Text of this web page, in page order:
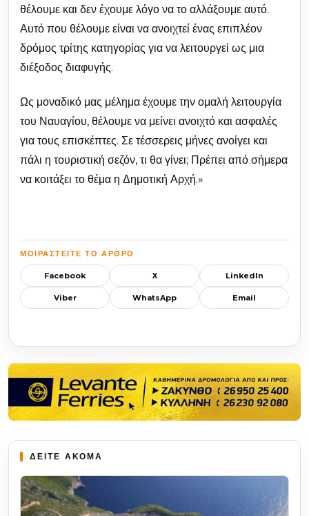
θέλουμε και δεν έχουμε λόγο να το αλλάξουμε αυτό.
Αυτό που θέλουμε είναι να ανοιχτεί ένας επιπλέον
δρόμος τρίτης κατηγορίας για να λειτουργεί ως μια
διέξοδος διαφυγής.
Ως μοναδικό μας μέλημα έχουμε την ομαλή λειτουργία
του Ναυαγίου, θέλουμε να μείνει ανοιχτό και ασφαλές
για τους επισκέπτες. Σε τέσσερεις μήνες ανοίγει και
πάλι η τουριστική σεζόν, τι θα γίνει; Πρέπει από σήμερα
να κοιτάξει το θέμα η Δημοτική Αρχή.»
ΜΟΙΡΑΣΤΕΊΤΕ ΤΟ ΆΡΘΡΟ
Facebook X LinkedIn
Viber WhatsApp Email
ΔΕΙΤΕ ΑΚΟΜΑ